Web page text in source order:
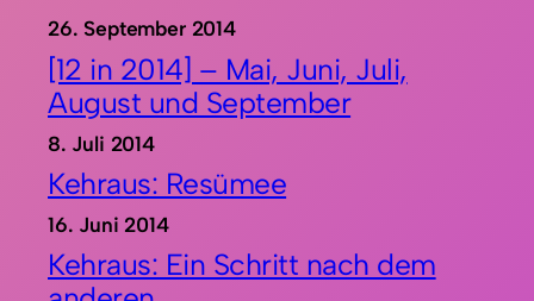
26. September 2014
[12 in 2014] – Mai, Juni, Juli,
August und September
8. Juli 2014
Kehraus: Resümee
16. Juni 2014
Kehraus: Ein Schritt nach dem